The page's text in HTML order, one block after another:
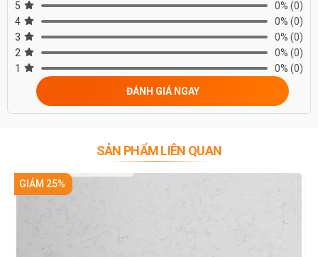
5 0% (0)
4
0% (0)
3
0% (0)
2
0% (0)
1
0% (0)
ĐÁNH GIÁ NGAY
SẢN PHẨM LIÊN QUAN